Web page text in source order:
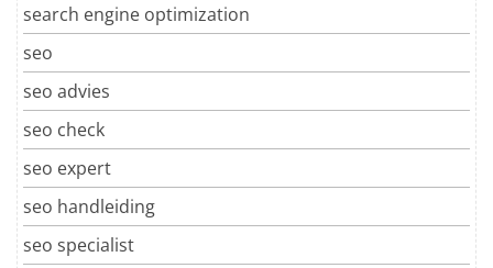
search engine optimization
seo
seo advies
seo check
seo expert
seo handleiding
seo specialist